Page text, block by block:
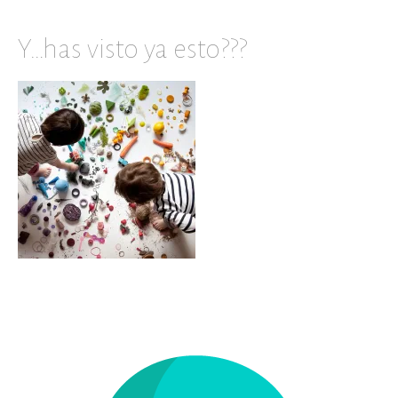
Y…has visto ya esto???